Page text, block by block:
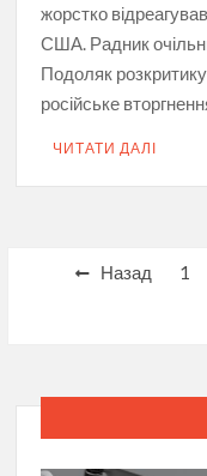
жорстко
США. Радник
Подоляк
російське
ЧИТАТИ ДАЛІ
Пагінація
Назад 1